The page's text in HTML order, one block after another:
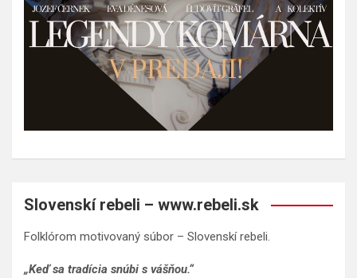
Slovenskí rebeli – www.rebeli.sk
Folklórom motivovaný súbor – Slovenskí rebeli.
„Keď sa tradícia snúbi s vášňou.“